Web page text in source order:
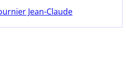
Jean-Claude